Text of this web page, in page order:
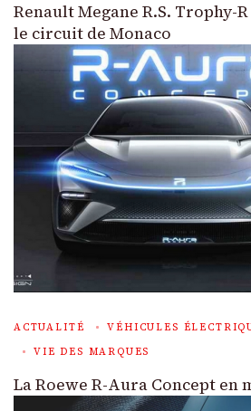
Renault Megane R.S. Trophy-
le circuit de Monaco
ACTUALITÉ
VÉHICULES
VIE DES MARQUES
La Roewe R-Aura Concept en